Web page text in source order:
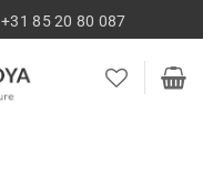
+31 85 20 80 087